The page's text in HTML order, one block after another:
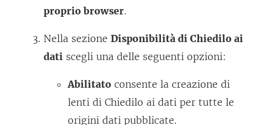
proprio browser.
Nella sezione Disponibilità di Chiedilo ai
dati scegli una delle seguenti opzioni:
Abilitato consente la creazione di
lenti di Chiedilo ai dati per tutte le
origini dati pubblicate.